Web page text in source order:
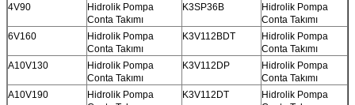
4V90
Hidrolik Pompa
Conta Takımı
K3SP36B
Hidrolik Pompa
Conta Takımı
6V160
Hidrolik Pompa
Conta Takımı
K3V112BDT
Hidrolik Pompa
Conta Takımı
A10V130
Hidrolik Pompa
Conta Takımı
K3V112DP
Hidrolik Pompa
Conta Takımı
A10V190
Hidrolik Pompa
K3V112DT
Hidrolik Pompa